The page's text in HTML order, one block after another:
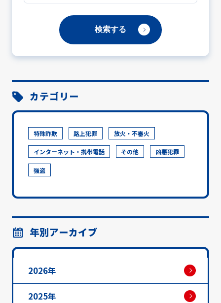
カテゴリー
特殊詐欺 路上犯罪 放火・不審火
インターネット・携帯電話 その他 凶悪犯罪
強盗
年別アーカイブ
2026年
2025年